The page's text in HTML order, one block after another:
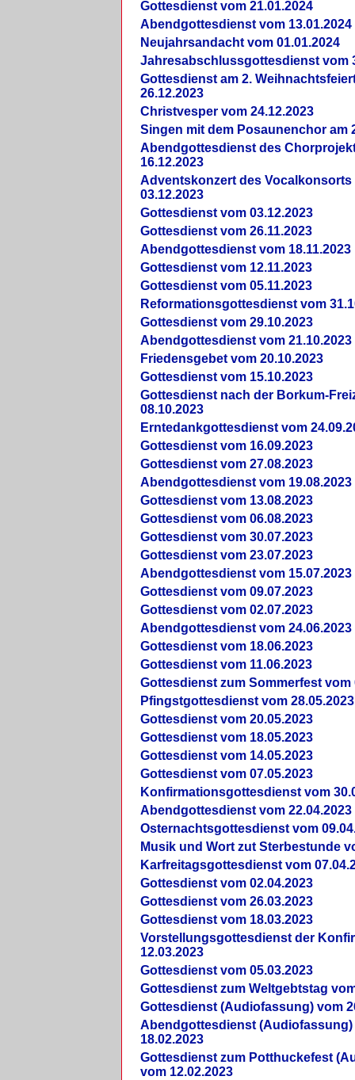
Gottesdienst vom 21.01.2024
Abendgottesdienst vom 13.01.2024
Neujahrsandacht vom 01.01.2024
Jahresabschlussgottesdienst vom
Gottesdienst am 2.
26.12.2023
Christvesper vom 24.12.2023
Singen mit dem Posaunenchor am
Abendgottesdienst des
16.12.2023
Adventskonzert des Vocalkonsorts
03.12.2023
Gottesdienst vom 03.12.2023
Gottesdienst vom 26.11.2023
Abendgottesdienst vom 18.11.2023
Gottesdienst vom 12.11.2023
Gottesdienst vom 05.11.2023
Reformationsgottesdienst vom
Gottesdienst vom 29.10.2023
Abendgottesdienst vom 21.10.2023
Friedensgebet vom 20.10.2023
Gottesdienst vom 15.10.2023
Gottesdienst nach der Borkum-
08.10.2023
Erntedankgottesdienst vom
Gottesdienst vom 16.09.2023
Gottesdienst vom 27.08.2023
Abendgottesdienst vom 19.08.2023
Gottesdienst vom 13.08.2023
Gottesdienst vom 06.08.2023
Gottesdienst vom 30.07.2023
Gottesdienst vom 23.07.2023
Abendgottesdienst vom 15.07.2023
Gottesdienst vom 09.07.2023
Gottesdienst vom 02.07.2023
Abendgottesdienst vom 24.06.2023
Gottesdienst vom 18.06.2023
Gottesdienst vom 11.06.2023
Gottesdienst zum Sommerfest vom
Pfingstgottesdienst vom 28.05.2023
Gottesdienst vom 20.05.2023
Gottesdienst vom 18.05.2023
Gottesdienst vom 14.05.2023
Gottesdienst vom 07.05.2023
Konfirmationsgottesdienst vom
Abendgottesdienst vom 22.04.2023
Osternachtsgottesdienst vom
Musik und Wort zut Sterbestunde
Karfreitagsgottesdienst vom
Gottesdienst vom 02.04.2023
Gottesdienst vom 26.03.2023
Gottesdienst vom 18.03.2023
Vorstellungsgottesdienst der
12.03.2023
Gottesdienst vom 05.03.2023
Gottesdienst zum Weltgebtstag
Gottesdienst (Audiofassung) vom
Abendgottesdienst (Audiofassung)
18.02.2023
Gottesdienst zum Potthuckefest
vom 12.02.2023